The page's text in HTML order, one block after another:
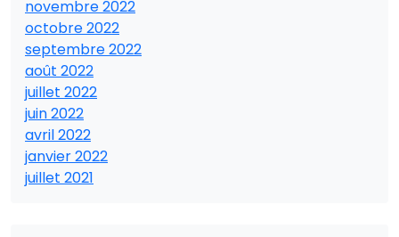
novembre 2022
octobre 2022
septembre 2022
août 2022
juillet 2022
juin 2022
avril 2022
janvier 2022
juillet 2021